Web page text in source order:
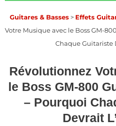
Gui­tares & Basses> Effets
Votre Musique avec le Boss GM-
Chaque Guitariste
Révolutionnez
le Boss GM-800
– Pourquoi
Devrait